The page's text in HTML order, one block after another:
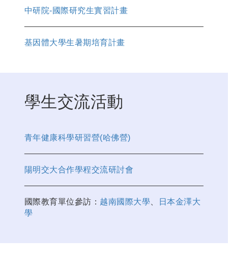
中研院-國際研究生實習計畫
基因體大學生暑期培育計畫
學生交流活動
青年健康科學研習營(哈佛營)
陽明交大合作學程交流研討會
國際教育單位參訪： 越南國際大學
日本金澤大
學